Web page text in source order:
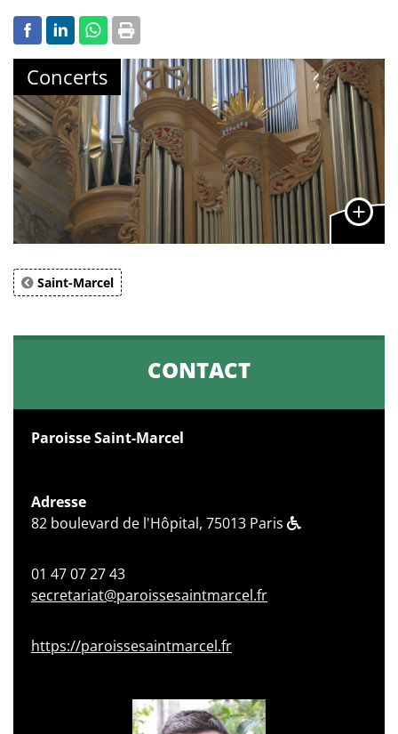
Concerts
Saint-Marcel
CONTACT
Paroisse Saint-Marcel
Adresse
82 boulevard de l'Hôpital, 75013 Paris
01 47 07 27 43
secretariat@paroissesaintmarcel.fr
https://paroissesaintmarcel.fr